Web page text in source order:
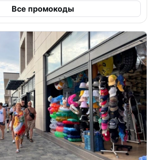
Все промокоды